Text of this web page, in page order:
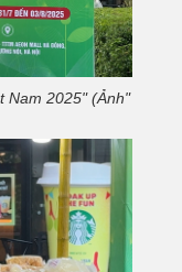
Nam 2025" (Ảnh"